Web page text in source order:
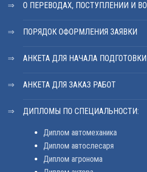
О ПЕРЕВОДАХ, ПОСТУПЛЕНИИ И
ПОРЯДОК ОФОРМЛЕНИЯ ЗАЯВКИ
АНКЕТА ДЛЯ НАЧАЛА
АНКЕТА ДЛЯ ЗАКАЗ РАБОТ
ДИПЛОМЫ ПО СПЕЦИАЛЬНОСТИ:
Диплом автомеханика
Диплом автослесаря
Диплом агронома